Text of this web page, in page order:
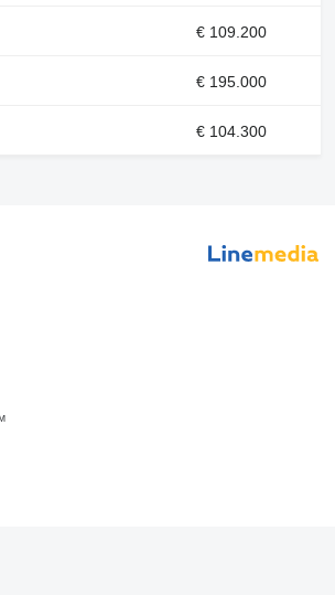
€ 109.200
€ 195.000
€ 104.300